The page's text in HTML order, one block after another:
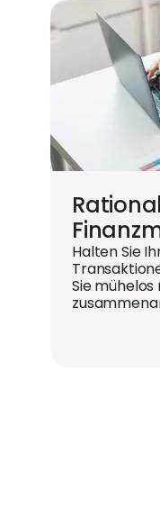
Halten Sie
Sie